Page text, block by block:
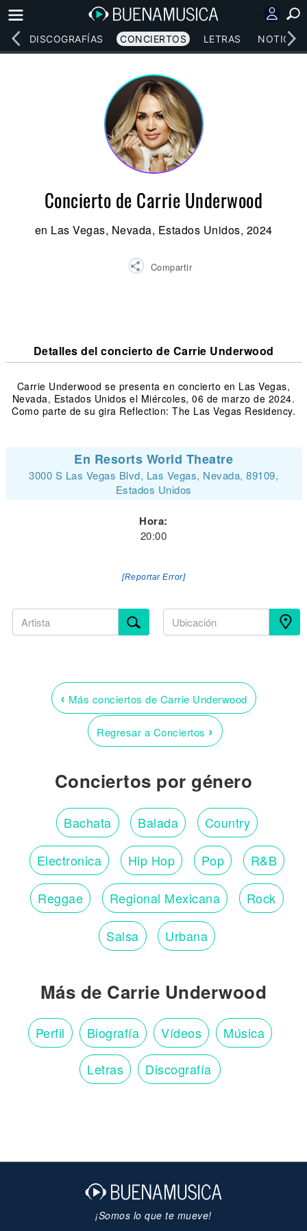
DISCOGRAFÍAS CONCIERTOS LETRAS NOTICIAS
Concierto de Carrie Underwood
en Las Vegas, Nevada, Estados Unidos, 2024
Compartir
Detalles del concierto de Carrie Underwood
Carrie Underwood se presenta en concierto en Las Vegas,
Nevada, Estados Unidos el Miércoles, 06 de marzo de 2024.
Como parte de su gira Reflection: The Las Vegas Residency.
En Resorts World Theatre
3000 S Las Vegas Blvd, Las Vegas, Nevada, 89109,
Estados Unidos
Hora:
20:00
[Reportar Error]
‹ Más conciertos de Carrie Underwood
Regresar a Conciertos ›
Conciertos por género
Bachata Balada Country
Electronica Hip Hop Pop R&B
Reggae Regional Mexicana Rock
Salsa Urbana
Más de Carrie Underwood
Perfil Biografía Vídeos Música
Letras Discografía
¡Somos lo que te mueve!